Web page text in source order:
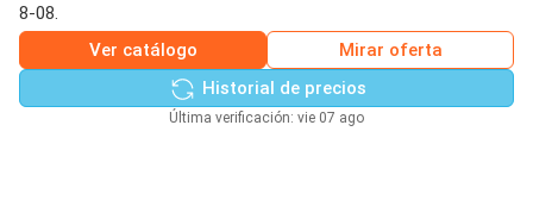
8-08.
Ver catálogo
Mirar oferta
Historial de precios
Última verificación: vie 07 ago